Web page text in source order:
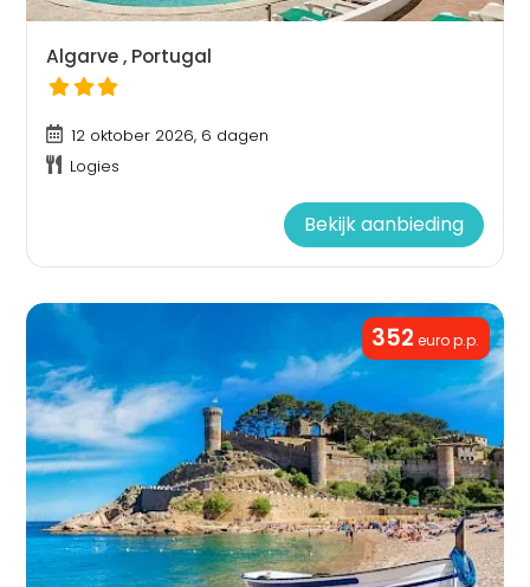
Algarve , Portugal
12 oktober 2026, 6 dagen
Logies
Bekijk aanbieding
352 euro p.p.